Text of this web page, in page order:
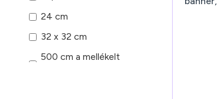
magassága 7,5 cm
24 cm
32 x 32 cm
500 cm a mellékelt